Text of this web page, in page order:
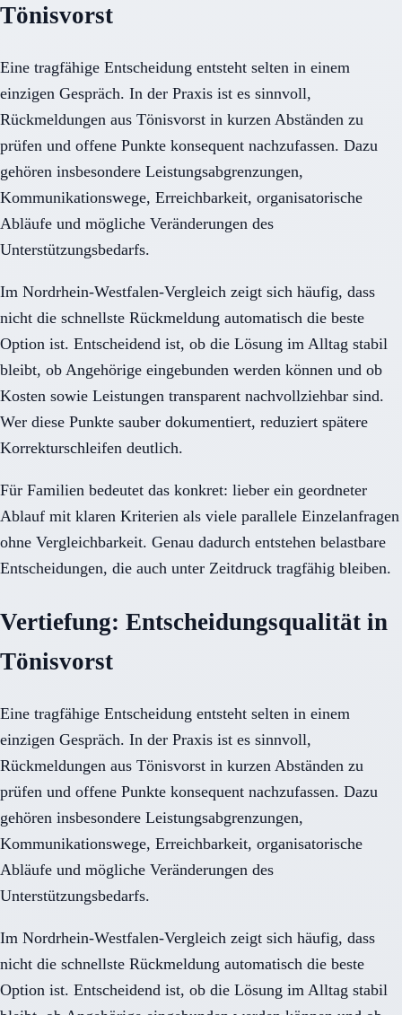
Tönisvorst
Eine tragfähige Entscheidung entsteht selten in einem
einzigen Gespräch. In der Praxis ist es sinnvoll,
Rückmeldungen aus Tönisvorst in kurzen Abständen zu
prüfen und offene Punkte konsequent nachzufassen. Dazu
gehören insbesondere Leistungsabgrenzungen,
Kommunikationswege, Erreichbarkeit, organisatorische
Abläufe und mögliche Veränderungen des
Unterstützungsbedarfs.
Im Nordrhein-Westfalen-Vergleich zeigt sich häufig, dass
nicht die schnellste Rückmeldung automatisch die beste
Option ist. Entscheidend ist, ob die Lösung im Alltag stabil
bleibt, ob Angehörige eingebunden werden können und ob
Kosten sowie Leistungen transparent nachvollziehbar sind.
Wer diese Punkte sauber dokumentiert, reduziert spätere
Korrekturschleifen deutlich.
Für Familien bedeutet das konkret: lieber ein geordneter
Ablauf mit klaren Kriterien als viele parallele Einzelanfragen
ohne Vergleichbarkeit. Genau dadurch entstehen belastbare
Entscheidungen, die auch unter Zeitdruck tragfähig bleiben.
Vertiefung: Entscheidungsqualität in
Tönisvorst
Eine tragfähige Entscheidung entsteht selten in einem
einzigen Gespräch. In der Praxis ist es sinnvoll,
Rückmeldungen aus Tönisvorst in kurzen Abständen zu
prüfen und offene Punkte konsequent nachzufassen. Dazu
gehören insbesondere Leistungsabgrenzungen,
Kommunikationswege, Erreichbarkeit, organisatorische
Abläufe und mögliche Veränderungen des
Unterstützungsbedarfs.
Im Nordrhein-Westfalen-Vergleich zeigt sich häufig, dass
nicht die schnellste Rückmeldung automatisch die beste
Option ist. Entscheidend ist, ob die Lösung im Alltag stabil